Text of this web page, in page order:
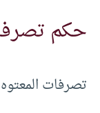
حكم
تصرفات